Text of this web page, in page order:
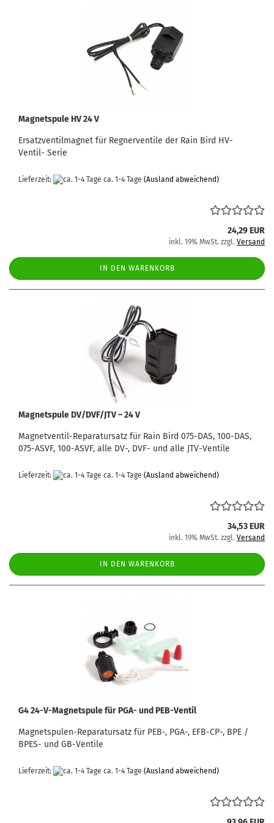
Magnetspule HV 24 V
Ersatzventilmagnet für Regnerventile der Rain Bird HV-
Ventil- Serie
Lieferzeit: ca. 1-4 Tage (Ausland abweichend)
24,29 EUR
inkl. 19% MwSt. zzgl. Versand
IN DEN WARENKORB
Magnetspule DV/DVF/JTV – 24 V
Magnetventil-Reparatursatz für Rain Bird 075-DAS, 100-DAS,
075-ASVF, 100-ASVF, alle DV-, DVF- und alle JTV-Ventile
Lieferzeit: ca. 1-4 Tage (Ausland abweichend)
34,53 EUR
inkl. 19% MwSt. zzgl. Versand
IN DEN WARENKORB
G4 24-V-Magnetspule für PGA- und PEB-Ventil
Magnetspulen-Reparatursatz für PEB-, PGA-, EFB-CP-, BPE /
BPES- und GB-Ventile
Lieferzeit: ca. 1-4 Tage (Ausland abweichend)